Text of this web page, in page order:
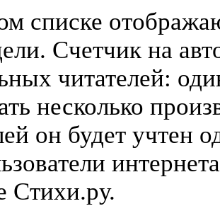
списке
Счетчик на
читателей:
несколько
он будет учтен
Стихи.ру.